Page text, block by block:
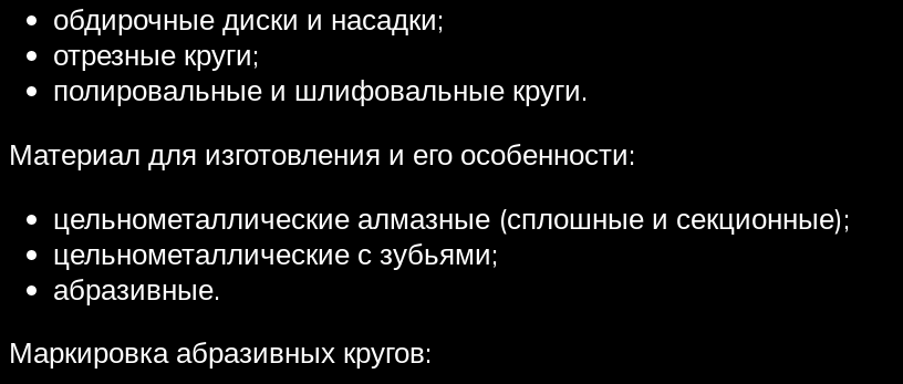
обдирочные диски и насадки;
отрезные круги;
полировальные и шлифовальные круги.
Материал для изготовления и его особенности:
цельнометаллические алмазные (сплошные и секционные);
цельнометаллические с зубьями;
абразивные.
Маркировка абразивных кругов: